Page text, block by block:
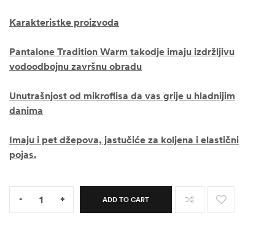
Karakteristke proizvoda
Pantalone Tradition Warm takodje imaju izdržljivu
vodoodbojnu završnu obradu
Unutrašnjost od mikroflisa da vas grije u hladnijim
danima
Imaju i pet džepova, jastučiće za koljena i elastični
pojas.
- + ADD TO CART